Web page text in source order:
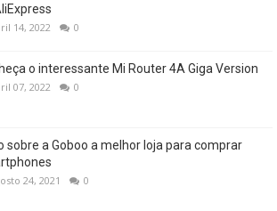
14, 2022 0
o interessante Mi Router 4A Giga Version
07, 2022 0
sobre a Goboo a melhor loja para comprar
24, 2021 0